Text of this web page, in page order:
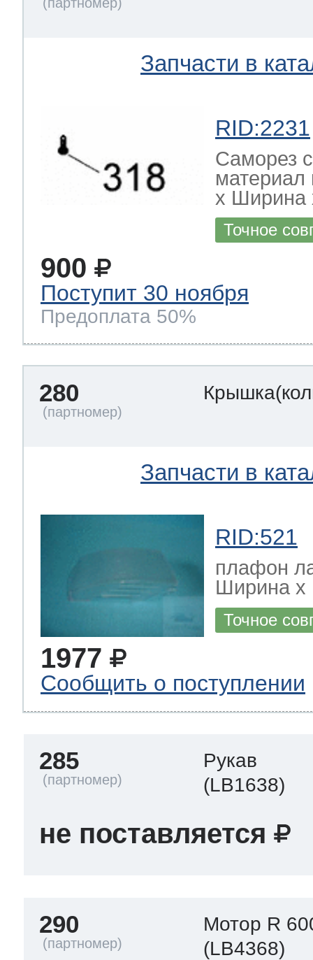
Запчасти в
RID:2231
Саморез
х Ширина
Точное
900
Поступит 30 ноября
Предоплата 50%
280
Запчасти в
RID:521
плафон
Ширина х
Точное
1977
Сообщить о поступлении
285
Рукав
(LB1638)
не поставляется
290
Мотор R
(LB4368)